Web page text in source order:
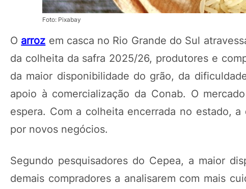
Foto: Pixabay
O arroz em casca no Rio Grande do Sul
da colheita da safra 2025/26, produtores e
da maior disponibilidade do grão, da
apoio à comercialização da Conab. O
espera. Com a colheita encerrada no estado,
por novos negócios.
Segundo pesquisadores do Cepea, a maior
demais compradores a analisarem com mais